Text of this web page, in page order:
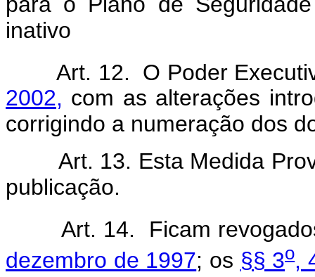
inativo
Art. 12. O Poder
2002, com as alterações
corrigindo a numeração dos
Art. 13. Esta Medida
publicação.
Art. 14. Ficam
dezembro de 1997; os §§ 3o,